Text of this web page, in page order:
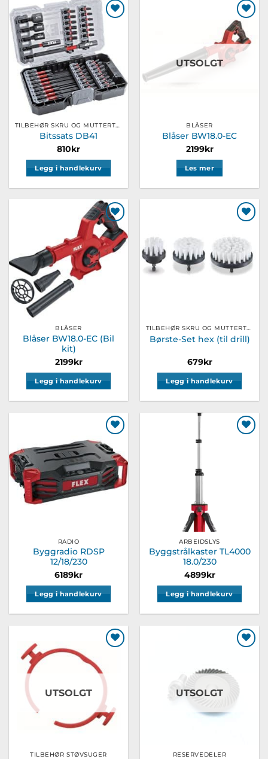
Legg til
ønskeliste
TILBEHØR SKRU OG MUTTERTREKKER
Bitssats DB41
810kr
Legg i handlekurv
Legg til
ønskeliste
UTSOLGT
BLÅSER
Blåser BW18.0-EC
2199kr
Les mer
Legg til
ønskeliste
BLÅSER
Blåser BW18.0-EC (Bil
kit)
2199kr
Legg i handlekurv
ønskeliste
TILBEHØR SKRU OG MUTTERTREKKER
Børste-Set hex (til drill)
679kr
Legg i handlekurv
Legg til
ønskeliste
RADIO
Byggradio RDSP
12/18/230
6189kr
Legg i handlekurv
ARBEIDSLYS
Byggstrålkaster TL4000
18.0/230
4899kr
Legg i handlekurv
ønskeliste
UTSOLGT
TILBEHØR STØVSUGER
UTSOLGT
RESERVEDELER